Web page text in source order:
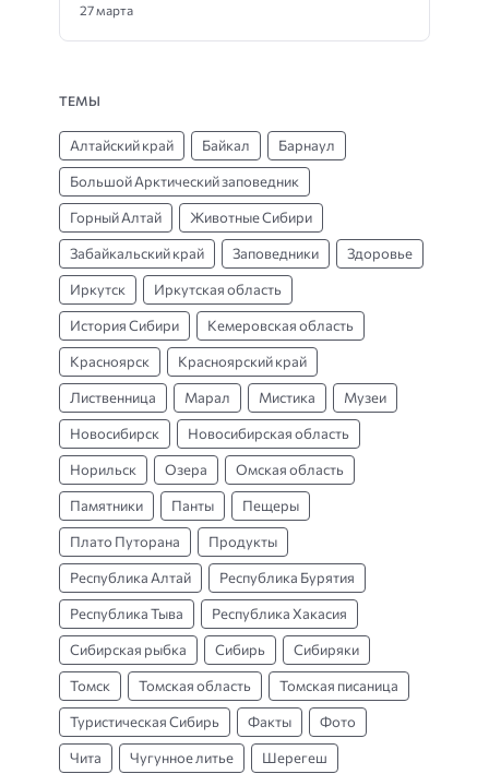
27 марта
ТЕМЫ
Алтайский край Байкал Барнаул
Большой Арктический заповедник
Горный Алтай Животные Сибири
Забайкальский край Заповедники Здоровье
Иркутск Иркутская область
История Сибири Кемеровская область
Красноярск Красноярский край
Лиственница Марал Мистика Музеи
Новосибирск Новосибирская область
Норильск Озера Омская область
Памятники Панты Пещеры
Плато Путорана Продукты
Республика Алтай Республика Бурятия
Республика Тыва Республика Хакасия
Сибирская рыбка Сибирь Сибиряки
Томск Томская область Томская писаница
Туристическая Сибирь Факты Фото
Чита Чугунное литье Шерегеш